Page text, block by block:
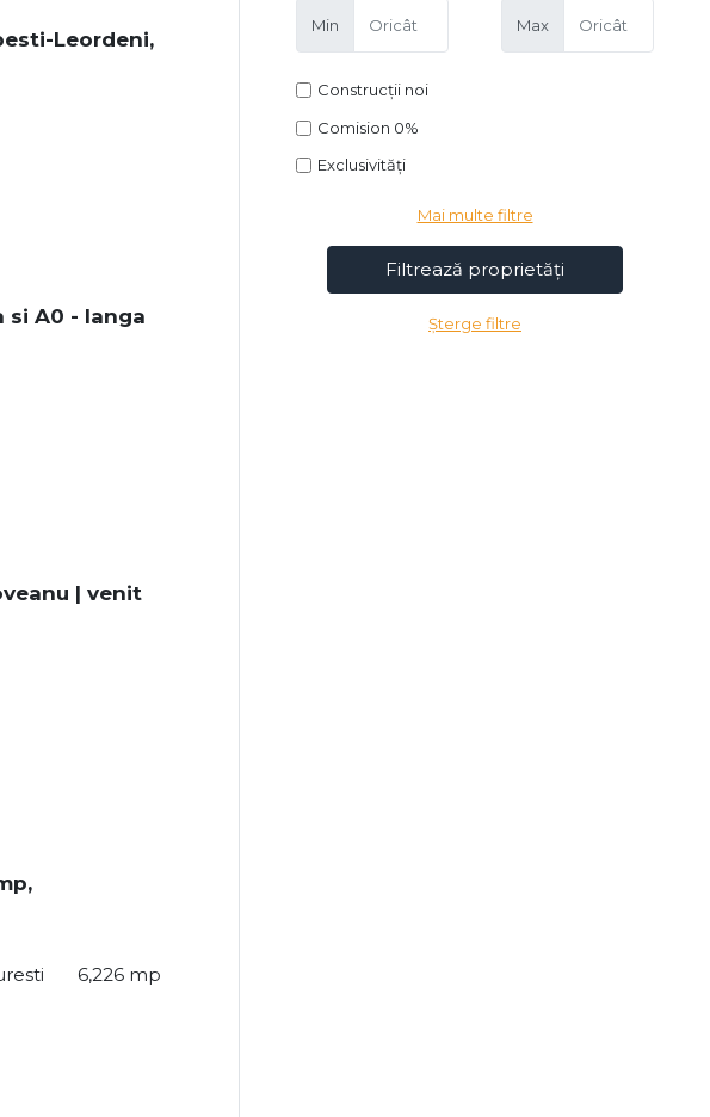
Leordeni,
si A0 - langa
| venit
6,226 mp
Min Max
Construcții noi
Comision 0%
Exclusivități
Mai multe filtre
Șterge filtre